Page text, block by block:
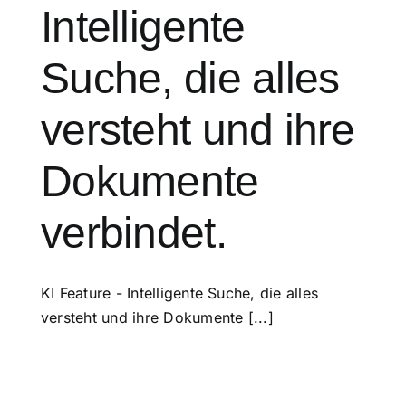
Intelligente
Suche, die alles
versteht und ihre
Dokumente
verbindet.
KI Feature - Intelligente Suche, die alles
versteht und ihre Dokumente [...]